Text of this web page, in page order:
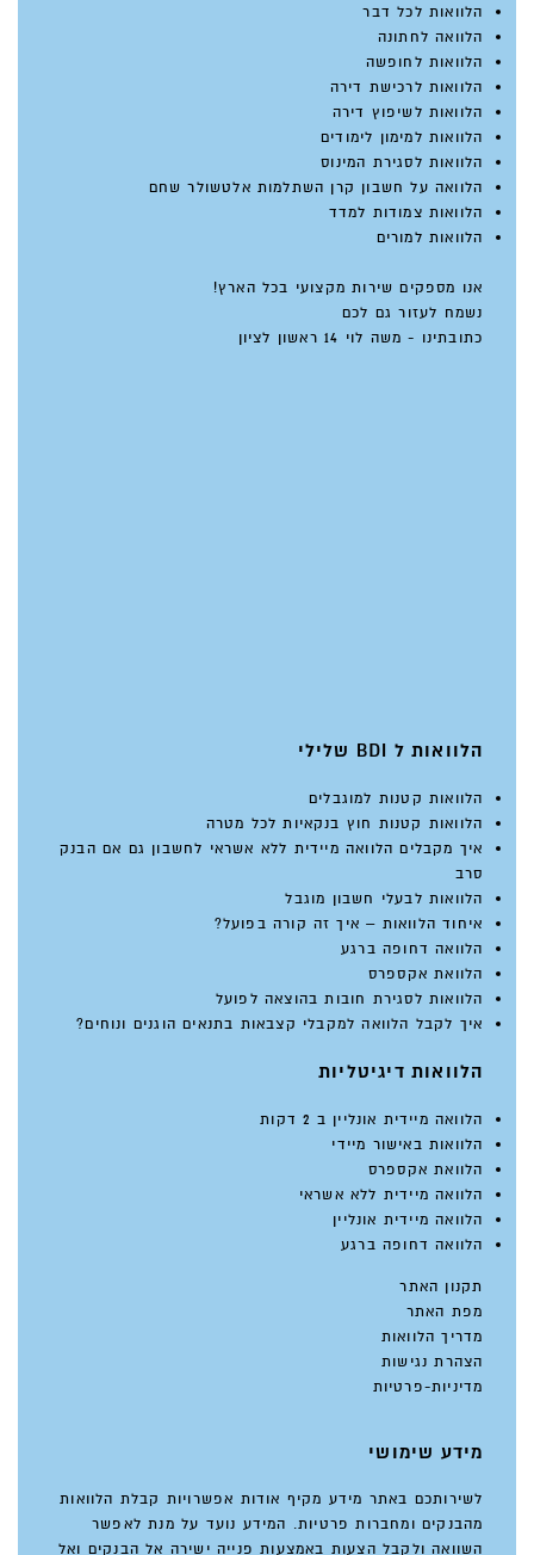
הלוואות לכל דבר
הלוואה לחתונה
הלוואות לחופשה
הלוואות לרכישת דירה
הלוואות לשיפוץ דירה
הלוואות למימון לימודים
הלוואות לסגירת המינוס
הלוואה על חשבון קרן השתלמות אלטשולר שחם
הלוואות צמודות למדד
הלוואות למורים
אנו מספקים שירות מקצועי בכל הארץ!
נשמח לעזור גם לכם
כתובתינו - משה לוי 14 ראשון לציון
הלוואות ל BDI שלילי
הלוואות קטנות למוגבלים
הלוואות קטנות חוץ בנקאיות לכל מטרה
איך מקבלים הלוואה מיידית ללא אשראי לחשבון גם אם הבנק
סרב
הלוואות לבעלי חשבון מוגבל
איחוד הלוואות – איך זה קורה בפועל?
הלוואה דחופה ברגע
הלוואת אקספרס
הלוואות לסגירת חובות בהוצאה לפועל
איך לקבל הלוואה למקבלי קצבאות בתנאים הוגנים ונוחים?
הלוואות דיגיטליות
הלוואה מיידית אונליין ב 2 דקות
הלוואות באישור מיידי
הלוואת אקספרס
הלוואה מיידית ללא אשראי
הלוואה מיידית אונליין
הלוואה דחופה ברגע
תקנון האתר
מפת האתר
מדריך הלוואות
הצהרת נגישות
מדיניות-פרטיות
מידע שימושי
לשירותכם באתר מידע מקיף אודות אפשרויות קבלת הלוואות
מהבנקים ומחברות פרטיות. המידע נועד על מנת לאפשר
השוואה ולקבל הצעות באמצעות פנייה ישירה אל הבנקים ואל